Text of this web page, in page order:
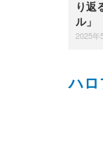
り返
ル」
2025年
ハロ